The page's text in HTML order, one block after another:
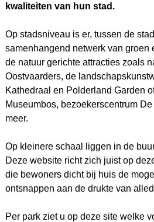
kwaliteiten van hun stad.
Op stadsniveau is er, tussen de
samenhangend netwerk van groen
de natuur gerichte attracties zoals
Oostvaarders, de
Kathedraal en Polderland Garden
Museumbos, bezoekerscentrum
meer.
Op kleinere schaal liggen in de
Deze website richt zich juist op
die bewoners dicht bij huis de
ontsnappen aan de drukte van
Per park ziet u op deze site welke